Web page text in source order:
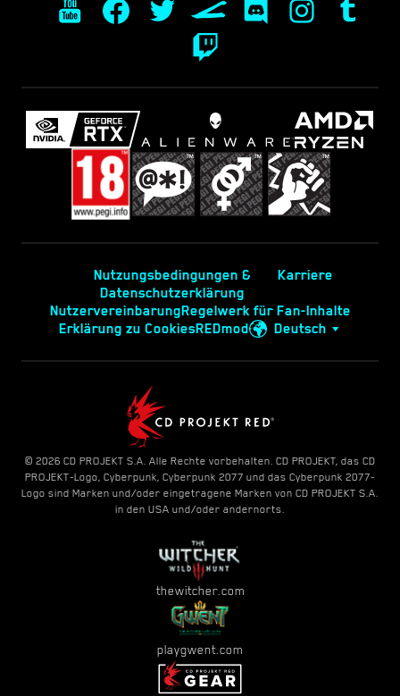
Nutzungsbedingungen &
Datenschutzerklärung
Karriere
NutzervereinbarungRegelwerk für Fan-Inhalte
Erklärung zu CookiesREDmod Deutsch
© 2026 CD PROJEKT S.A. Alle Rechte vorbehalten. CD PROJEKT, das CD
PROJEKT-Logo, Cyberpunk, Cyberpunk 2077 und das Cyberpunk 2077-
Logo sind Marken und/oder eingetragene Marken von CD PROJEKT S.A.
in den USA und/oder andernorts.
thewitcher.com
playgwent.com